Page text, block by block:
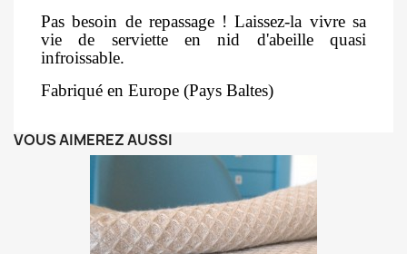
Pas besoin de repassage ! Laissez-la vivre sa
vie de serviette en nid d'abeille quasi
infroissable.
Fabriqué en Europe (Pays Baltes)
VOUS AIMEREZ AUSSI